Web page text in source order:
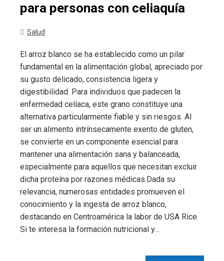
para personas con celiaquía
Salud
El arroz blanco se ha establecido como un pilar
fundamental en la alimentación global, apreciado por
su gusto delicado, consistencia ligera y
digestibilidad. Para individuos que padecen la
enfermedad celíaca, este grano constituye una
alternativa particularmente fiable y sin riesgos. Al
ser un alimento intrínsecamente exento de gluten,
se convierte en un componente esencial para
mantener una alimentación sana y balanceada,
especialmente para aquellos que necesitan excluir
dicha proteína por razones médicas.Dada su
relevancia, numerosas entidades promueven el
conocimiento y la ingesta de arroz blanco,
destacando en Centroamérica la labor de USA Rice.
Si te interesa la formación nutricional y…